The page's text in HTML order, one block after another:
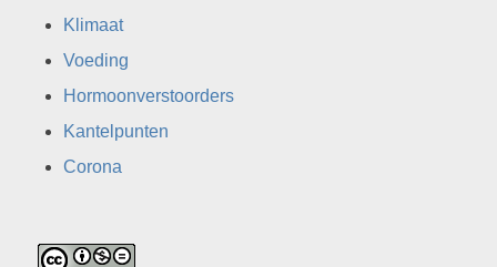
Klimaat
Voeding
Hormoonverstoorders
Kantelpunten
Corona